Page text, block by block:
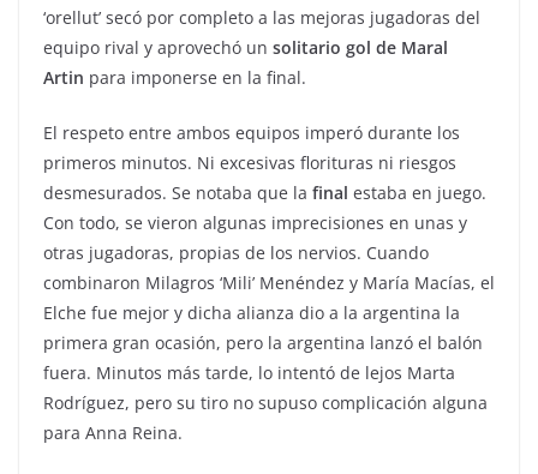
‘orellut’ secó por completo a las mejoras jugadoras del
equipo rival y aprovechó un solitario gol de Maral
Artin para imponerse en la final.
El respeto entre ambos equipos imperó durante los
primeros minutos. Ni excesivas florituras ni riesgos
desmesurados. Se notaba que la final estaba en juego.
Con todo, se vieron algunas imprecisiones en unas y
otras jugadoras, propias de los nervios. Cuando
combinaron Milagros ‘Mili’ Menéndez y María Macías, el
Elche fue mejor y dicha alianza dio a la argentina la
primera gran ocasión, pero la argentina lanzó el balón
fuera. Minutos más tarde, lo intentó de lejos Marta
Rodríguez, pero su tiro no supuso complicación alguna
para Anna Reina.